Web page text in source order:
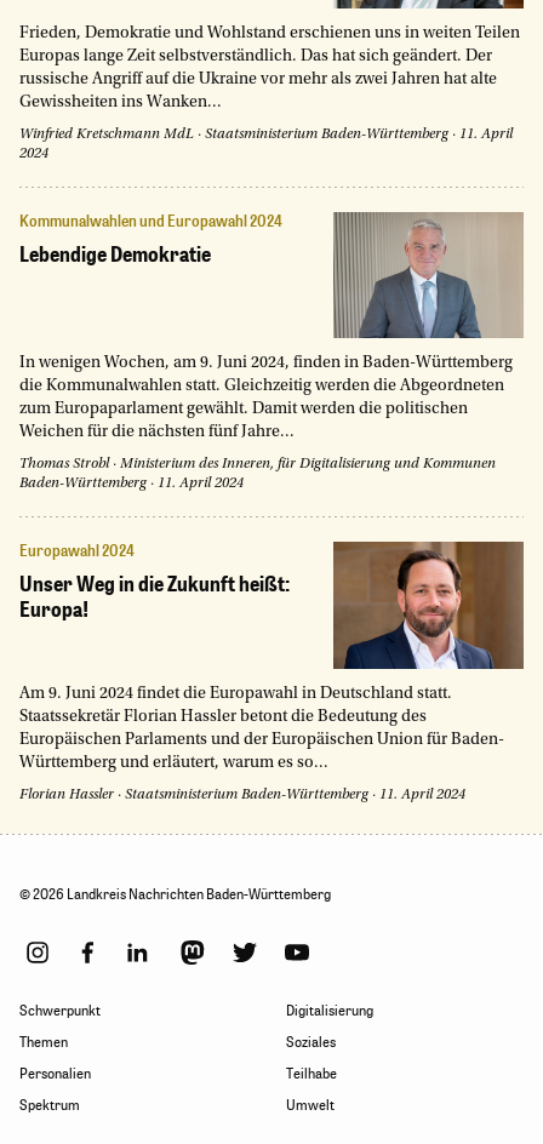
Frieden, Demokratie und Wohlstand erschienen uns in weiten Teilen
Europas lange Zeit selbstverständlich. Das hat sich geändert. Der
russische Angriff auf die Ukraine vor mehr als zwei Jahren hat alte
Gewissheiten ins Wanken...
Winfried Kretschmann MdL · Staatsministerium Baden-Württemberg · 11. April
2024
Kommunalwahlen und Europawahl 2024
Lebendige Demokratie
In wenigen Wochen, am 9. Juni 2024, finden in Baden-Württemberg
die Kommunalwahlen statt. Gleichzeitig werden die Abgeordneten
zum Europaparlament gewählt. Damit werden die politischen
Weichen für die nächsten fünf Jahre...
Thomas Strobl· Ministerium des Inneren, für Digitalisierung und Kommunen
Baden-Württemberg · 11. April 2024
Europawahl 2024
Unser Weg in die Zukunft heißt:
Europa!
Am 9. Juni 2024 findet die Europawahl in Deutschland statt.
Staatssekretär Florian Hassler betont die Bedeutung des
Europäischen Parlaments und der Europäischen Union für Baden-
Württemberg und erläutert, warum es so...
Florian Hassler · Staatsministerium Baden-Württemberg · 11. April 2024
Schwerpunkt
Themen
Personalien
Spektrum
Digitalisierung
Soziales
Teilhabe
Umwelt
© 2026 Landkreis Nachrichten Baden-Württemberg